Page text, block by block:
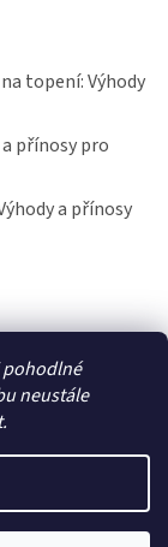
pohodlné
neustále
topení: Výhody
přínosy pro
a přínosy
Upravit